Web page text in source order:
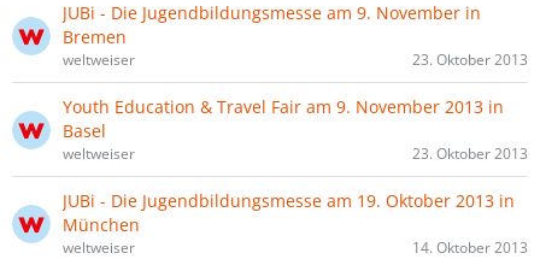
JUBi - Die Jugendbildungsmesse am 9. November in
Bremen
weltweiser 23. Oktober 2013
Youth Education & Travel Fair am 9. November 2013 in
Basel
weltweiser 23. Oktober 2013
JUBi - Die Jugendbildungsmesse am 19. Oktober 2013 in
München
weltweiser 14. Oktober 2013